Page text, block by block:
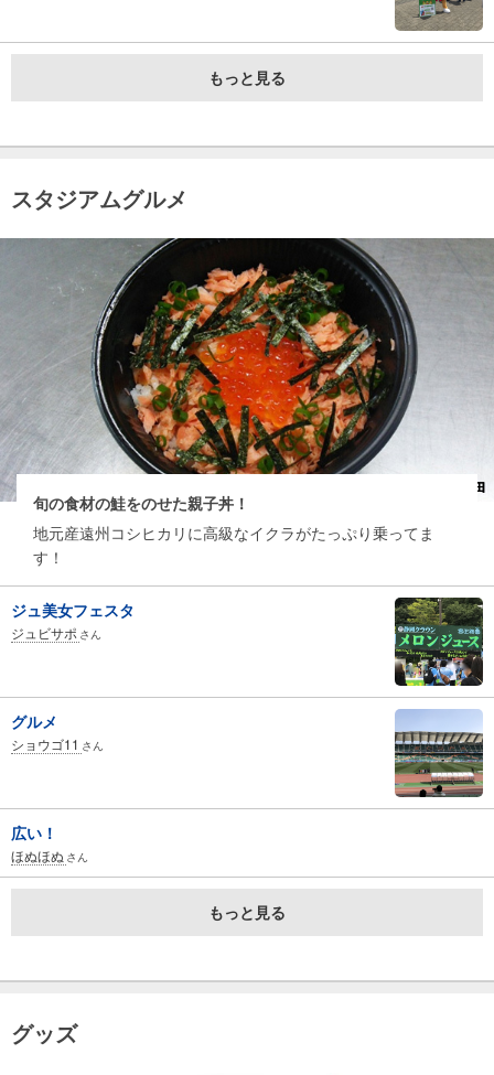
もっと見る
スタジアムグルメ
旬の食材の鮭をのせた親子丼！
地元産遠州コシヒカリに高級なイクラがたっぷり乗ってま
す！
ジュ美女フェスタ
ジュビサポ さん
グルメ
ショウゴ11 さん
広い！
ほぬほぬ さん
もっと見る
グッズ